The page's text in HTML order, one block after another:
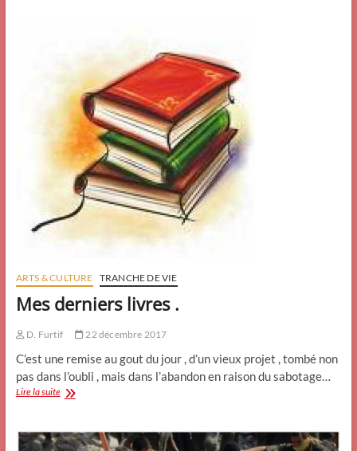
ARTS & CULTURE TRANCHE DE VIE
Mes derniers livres .
D. Furtif 22 décembre 2017
C’est une remise au gout du jour , d’un vieux projet , tombé non
pas dans l’oubli , mais dans l’abandon en raison du sabotage…
Lire la suiteMes
.